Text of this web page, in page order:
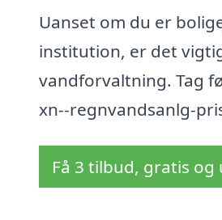
Uanset om du er
institution, er det
vandforvaltning. Tag
xn--regnvandsanlg-
Få 3 tilbud, gratis